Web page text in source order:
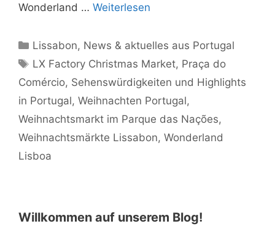
Wonderland … Weiterlesen
Kategorien
Lissabon, News & aktuelles aus Portugal
Schlagwörter
LX Factory Christmas Market, Praça do
Comércio, Sehenswürdigkeiten und Highlights
in Portugal, Weihnachten Portugal,
Weihnachtsmarkt im Parque das Nações,
Weihnachtsmärkte Lissabon, Wonderland
Lisboa
Willkommen auf unserem Blog!